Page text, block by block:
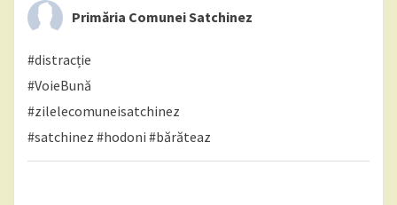
Primăria Comunei Satchinez
#distracție
#VoieBună
#zilelecomuneisatchinez
#satchinez #hodoni #bărăteaz